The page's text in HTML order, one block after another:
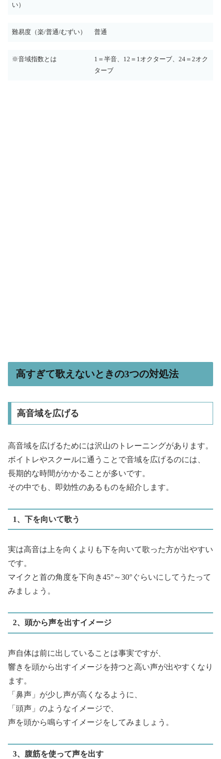
い）
難易度（楽/普通/むずい） 普通
※音域指数とは
1＝半音、12＝1オクターブ、24＝2オク
ターブ
高すぎて歌えないときの3つの対処法
高音域を広げる
高音域を広げるためには沢山のトレーニングがあります。
ボイトレやスクールに通うことで音域を広げるのには、
長期的な時間がかかることが多いです。
その中でも、即効性のあるものを紹介します。
1、下を向いて歌う
実は高音は上を向くよりも下を向いて歌った方が出やすい
です。
マイクと首の角度を下向き45°～30°ぐらいにしてうたって
みましょう。
2、頭から声を出すイメージ
声自体は前に出していることは事実ですが、
響きを頭から出すイメージを持つと高い声が出やすくなり
ます。
「鼻声」が少し声が高くなるように、
「頭声」のようなイメージで、
声を頭から鳴らすイメージをしてみましょう。
3、腹筋を使って声を出す